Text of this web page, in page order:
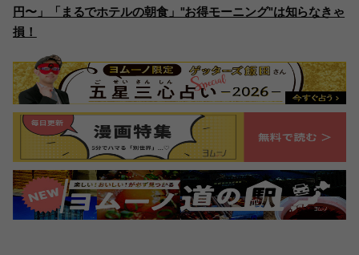
円〜」「まるでホテルの朝食」"お得モーニング"は知らなきゃ
損！